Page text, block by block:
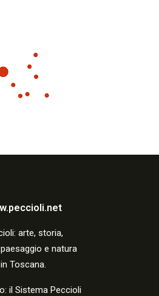
li: arte, storia,
e natura
in Toscana.
il Sistema Peccioli